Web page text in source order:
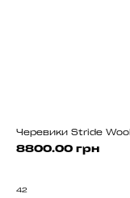
8800.00 грн
42